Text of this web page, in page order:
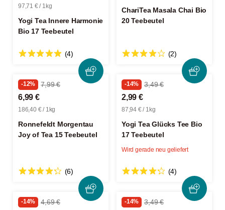
97,71 € / 1kg
Yogi Tea Innere Harmonie
Bio 17 Teebeutel
(4)
ChariTea Masala Chai Bio
20 Teebeutel
(2)
-12% 7,99 €
6,99 €
186,40 € / 1kg
Ronnefeldt Morgentau
Joy of Tea 15 Teebeutel
(6)
-14% 3,49 €
2,99 €
87,94 € / 1kg
Yogi Tea Glücks Tee Bio
17 Teebeutel
(4)
Wird gerade neu geliefert
-14% 4,69 € -14% 3,49 €